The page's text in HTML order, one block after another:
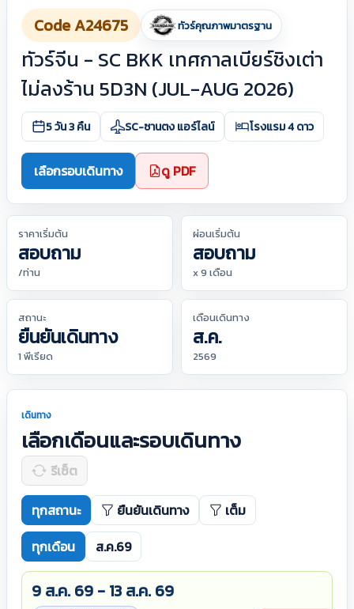
Code A24675 ทัวร์คุณภาพมาตรฐาน
ทัวร์จีน - SC BKK เทศกาลเบียร์ชิงเต่า
ไม่ลงร้าน 5D3N (JUL-AUG 2026)
5 วัน 3 คืน SC-ซานตง แอร์ไลน์ โรงแรม 4 ดาว
เลือกรอบเดินทาง ดู PDF
ราคาเริ่มต้น
สอบถาม
/ท่าน
ผ่อนเริ่มต้น
สอบถาม
x 9 เดือน
สถานะ
ยืนยันเดินทาง
1 พีเรียด
เดือนเดินทาง
ส.ค.
2569
เดินทาง
เลือกเดือนและรอบเดินทาง
รีเซ็ต
ทุกสถานะ ยืนยันเดินทาง
เต็ม
ทุกเดือน
ส.ค.69
9 ส.ค. 69 - 13 ส.ค. 69